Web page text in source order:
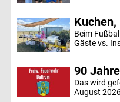
Kuchen,
Beim
Gäste vs.
90
Das wird
August